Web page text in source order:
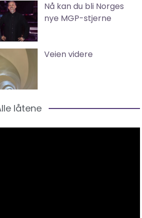
Nå kan du bli Norges
nye MGP-stjerne
Veien videre
låtene